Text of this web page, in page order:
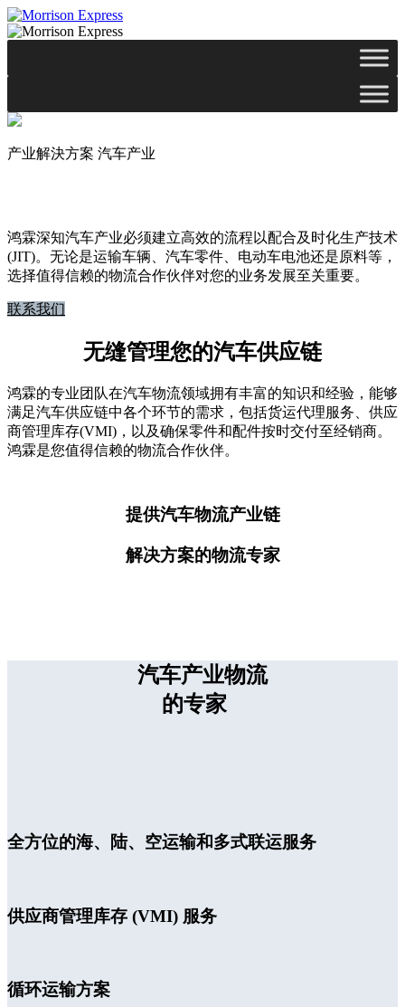
产业解決方案 汽车产业
鸿霖深知汽车产业必须建立高效的流程以配合及时化生产技术
(JIT)。无论是运输车辆、汽车零件、电动车电池还是原料等，
选择值得信赖的物流合作伙伴对您的业务发展至关重要。
联系我们
无缝管理您的汽车供应链
鸿霖的专业团队在汽车物流领域拥有丰富的知识和经验，能够
满足汽车供应链中各个环节的需求，包括货运代理服务、供应
商管理库存(VMI)，以及确保零件和配件按时交付至经销商。
鸿霖是您值得信赖的物流合作伙伴。
提供汽车物流产业链
解决方案的物流专家
汽车产业物流
的专家
全方位的海、陆、空运输和多式联运服务
供应商管理库存 (VMI) 服务
循环运输方案